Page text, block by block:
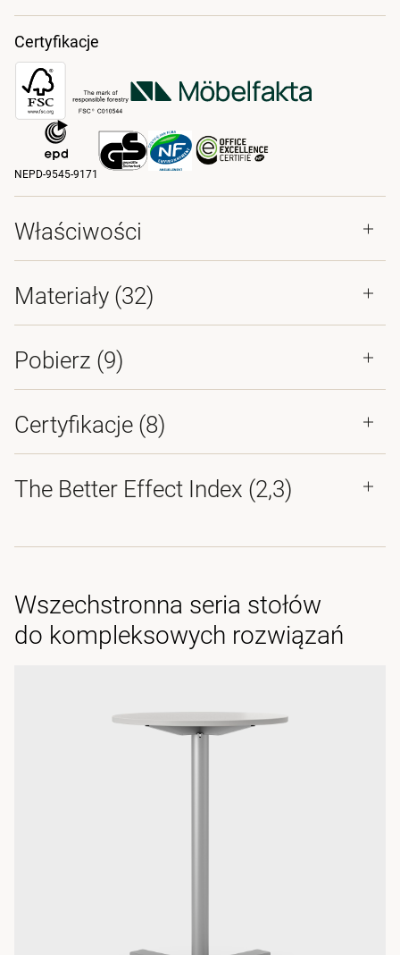
Certyfikacje
NEPD-9545-9171
Właściwości
Materiały (32)
Pobierz (9)
Certyfikacje (8)
The Better Effect Index (2,3)
Wszechstronna seria stołów
do kompleksowych rozwiązań